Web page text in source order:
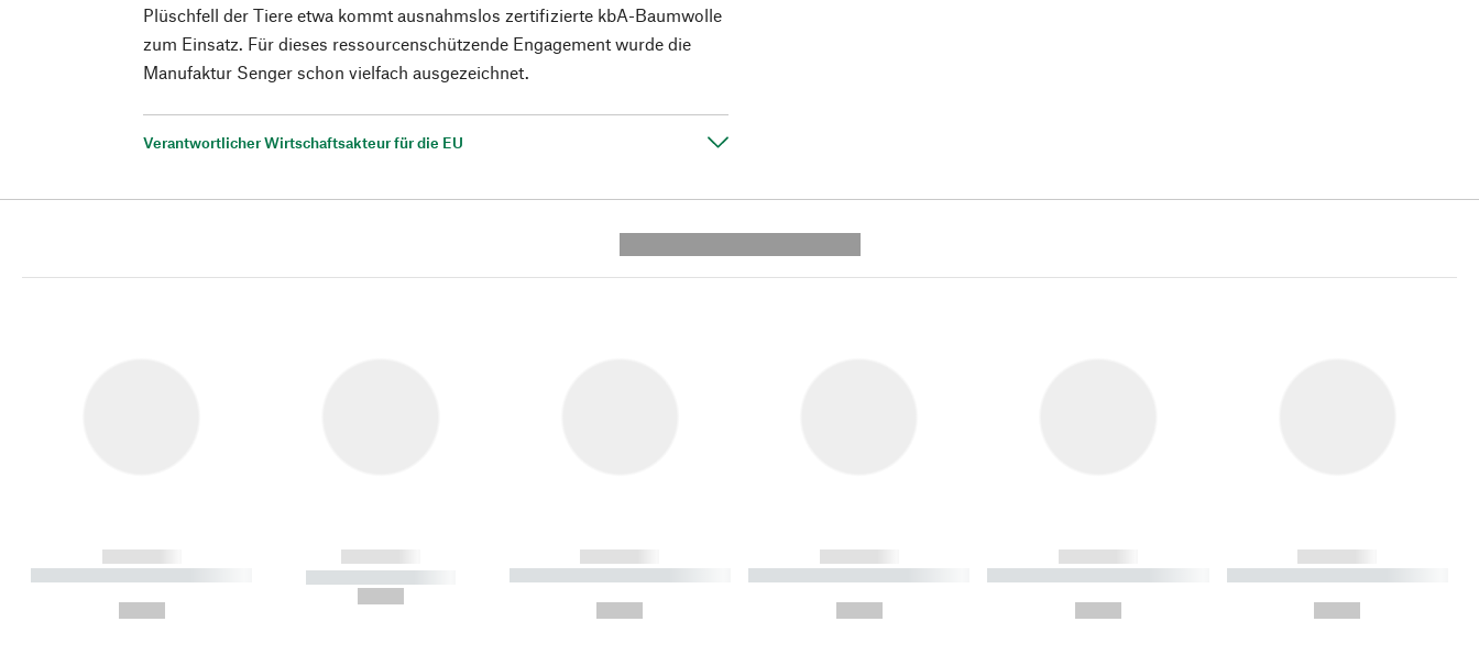
Plüschfell der Tiere etwa kommt ausnahmslos zertifizierte kbA-Baumwolle
zum Einsatz. Für dieses ressourcenschützende Engagement wurde die
Manufaktur Senger schon vielfach ausgezeichnet.
Verantwortlicher Wirtschaftsakteur für die EU
------------
----------- ----------- ----------
------------
----------- -----------
------------
----------- ----------- ----------
------------
----------- ----------- ----------
------------
----------- ----------- ----------
------------
----------- ----------- ----------